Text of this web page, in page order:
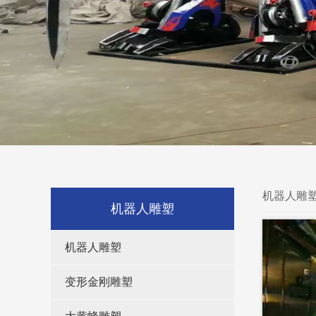
机器人雕
机器人雕塑
机器人雕塑
变形金刚雕塑